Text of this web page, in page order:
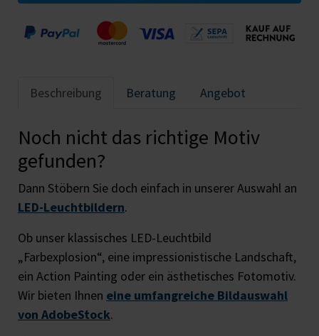
Beschreibung Beratung Angebot
Noch nicht das richtige Motiv
gefunden?
Dann Stöbern Sie doch einfach in unserer Auswahl an
LED-Leuchtbildern.
Ob unser klassisches LED-Leuchtbild
„Farbexplosion“, eine impressionistische Landschaft,
ein Action Painting oder ein ästhetisches Fotomotiv.
Wir bieten Ihnen eine umfangreiche Bildauswahl
von AdobeStock.